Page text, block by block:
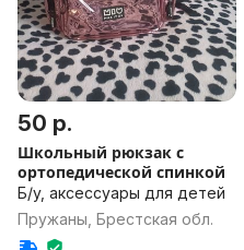
50 р.
Школьный рюкзак с
ортопедической спинкой
Б/у, аксессуары для детей
Пружаны, Брестская обл.